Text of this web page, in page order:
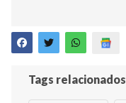
Tags relacionados